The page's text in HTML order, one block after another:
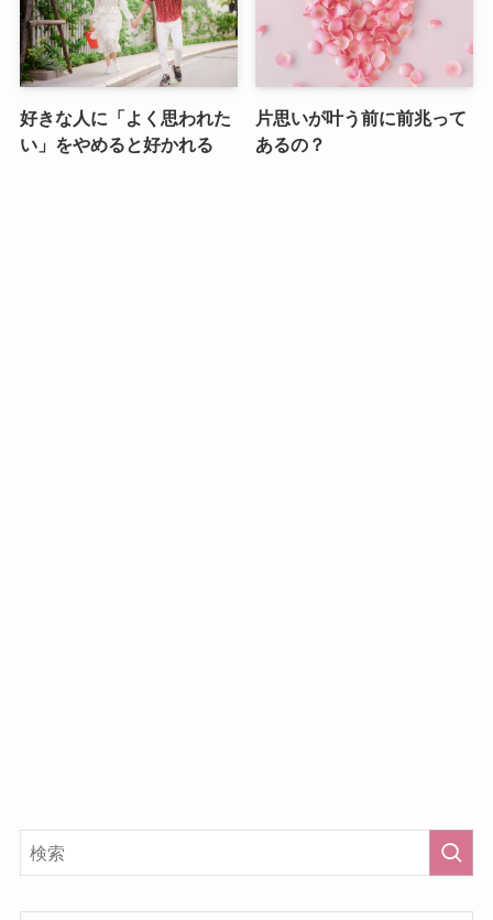
好きな人に「よく思われた
い」をやめると好かれる
片思いが叶う前に前兆って
あるの？